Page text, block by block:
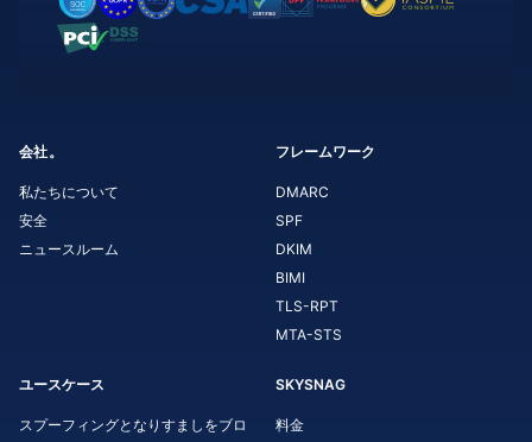
会社。
私たちについて
安全
ニュースルーム
フレームワーク
DMARC
SPF
DKIM
BIMI
TLS-RPT
MTA-STS
ユースケース
スプーフィングとなりすましをブロ
SKYSNAG
料金